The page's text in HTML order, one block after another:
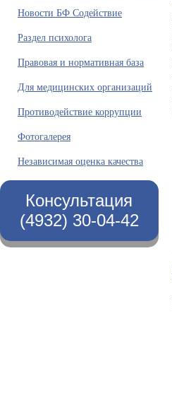
Новости БФ Содействие
Раздел психолога
Правовая и нормативная база
Для медицинских организаций
Противодействие коррупции
Фотогалерея
Независимая оценка качества
Консультация
(4932) 30-04-42